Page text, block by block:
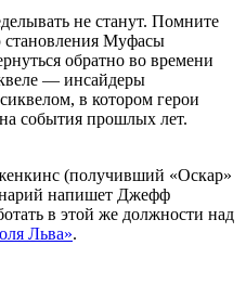
не станут. Помните
Муфасы
обратно во времени
— инсайдеры
в котором герои
события прошлых лет.
(получивший «Оскар»
напишет Джефф
в этой же должности над
Льва».